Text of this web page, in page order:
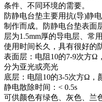
条件、不同环境的需要。
防静电台垫主要用抗(导)静
制作而成。防静电台垫表面
层为1.5mm厚的导电层、常
使用时间长久，具有很好的
表面层：电阻10的7-9次方Ω
分为亚光或亮光
底层：电阻10的3-5次方Ω，
静电散除时间：< 0.5s
可供颜色有绿色、灰色、兰